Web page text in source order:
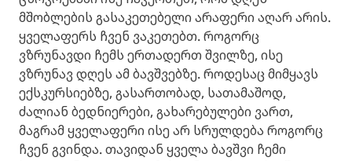
მშობლების გასაკეთებელი არაფერი აღარ არის.
ყველაფერს ჩვენ ვაკეთებთ. როგორც
ვზრუნავდი ჩემს ერთადერთ შვილზე, ისე
ვზრუნავ დღეს ამ ბავშვებზე. როდესაც მიმყავს
ექსკურსიებზე, გასართობად, სათამაშოდ,
ძალიან ბედნიერები, გახარებულები ვართ,
მაგრამ ყველაფერი ისე არ სრულდება როგორც
ჩვენ გვინდა. თავიდან ყველა ბავშვი ჩემი